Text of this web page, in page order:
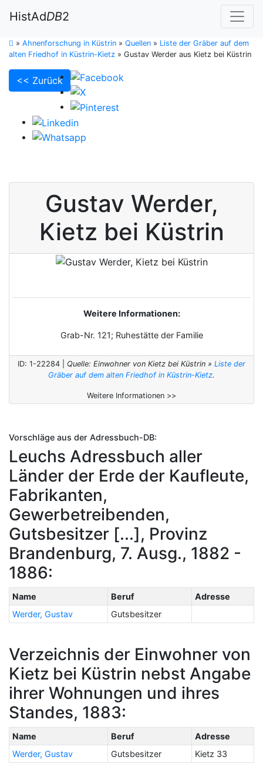
HistAdDB2
» Ahnenforschung in Küstrin » Quellen » Liste der Gräber auf dem
alten Friedhof in Küstrin-Kietz » Gustav Werder aus Kietz bei Küstrin
<< Zurück
Gustav Werder,
Kietz bei Küstrin
Weitere Informationen:
Grab-Nr. 121; Ruhestätte der Familie
ID: 1-22284 | Quelle: Einwohner von Kietz bei Küstrin » Liste der
Gräber auf dem alten Friedhof in Küstrin-Kietz.
Weitere Informationen >>
Vorschläge aus der Adressbuch-DB:
Leuchs Adressbuch aller
Länder der Erde der Kaufleute,
Fabrikanten,
Gewerbetreibenden,
Gutsbesitzer [...], Provinz
Brandenburg, 7. Ausg., 1882 -
1886:
Name Beruf
Adresse
Werder, Gustav
Gutsbesitzer
Verzeichnis der Einwohner von
Kietz bei Küstrin nebst Angabe
ihrer Wohnungen und ihres
Standes, 1883:
Name Beruf
Adresse
Werder, Gustav
Gutsbesitzer Kietz 33